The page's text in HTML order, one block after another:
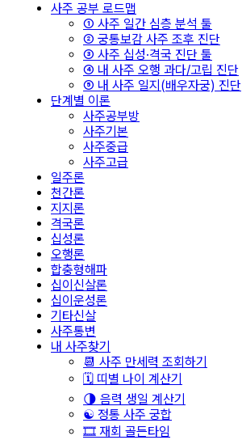
사주 공부 로드맵
① 사주 일간 심층 분석 툴
② 궁통보감 사주 조후 진단
③ 사주 십성·격국 진단 툴
④ 내 사주 오행 과다/고립 진단
⑤ 내 사주 일지(배우자궁) 진단
단계별 이론
사주공부방
사주기본
사주중급
사주고급
일주론
천간론
지지론
격국론
십성론
오행론
합충형해파
십이신살론
십이운성론
기타신살
사주통변
내 사주찾기
📆 사주 만세력 조회하기
🗓️ 띠별 나이 계산기
🌗 음력 생일 계산기
☯️ 정통 사주 궁합
🎞️ 재회 골든타임